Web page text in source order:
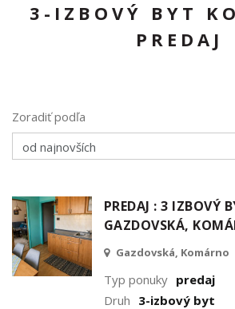
3-IZBOVÝ BYT
PREDAJ
Zoradiť podľa
PREDAJ : 3 IZBOVÝ
GAZDOVSKÁ,
Gazdovská, Komárno
Typ ponuky predaj
Druh 3-izbový byt